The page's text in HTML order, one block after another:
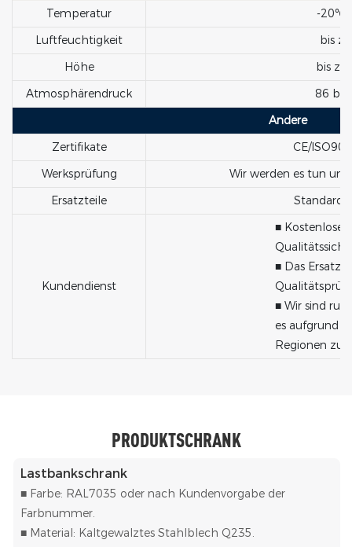
Temperatur
-20℃
Luftfeuchtigkeit
bis
Höhe
bis zu
Atmosphärendruck
86 bis
Andere
Zertifikate
CE/
Werksprüfung
Wir werden es tun
Ersatzteile
Kundendienst
■ Kostenlose
■ Das
■ Wir sind
es aufgrund
Regionen zu
PRODUKTSCHRANK
Lastbankschrank
■ Farbe: RAL7035 oder nach Kundenvorgabe der
Farbnummer.
■ Material: Kaltgewalztes Stahlblech Q235.